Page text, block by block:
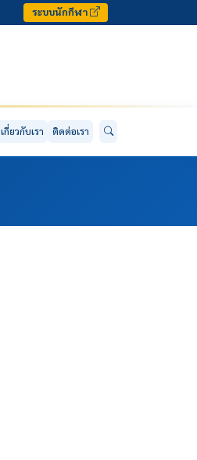
ระบบนักกีฬา
เกี่ยวกับเรา ติดต่อเรา